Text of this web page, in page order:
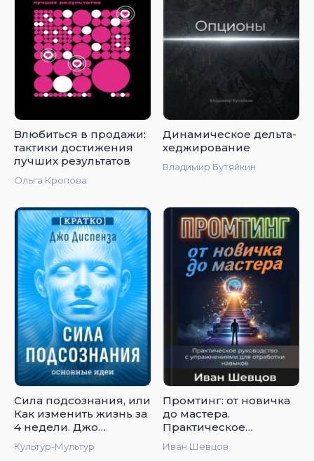
Влюбиться в продажи:
тактики достижения
лучших результатов
Ольга Кропова
Динамическое дельта-
хеджирование
Владимир Бутяйкин
Сила подсознания, или
Как изменить жизнь за
4 недели. Джо
Культур-Мультур
Промтинг: от новичка
до мастера.
Практическое
упражнениями
Иван Шевцов